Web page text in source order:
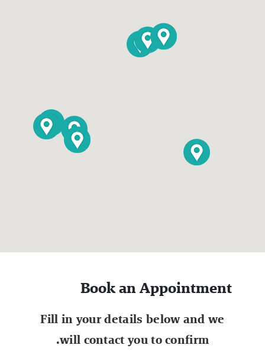
Book an Appointment
Fill in your details below and we
will contact you to confirm.